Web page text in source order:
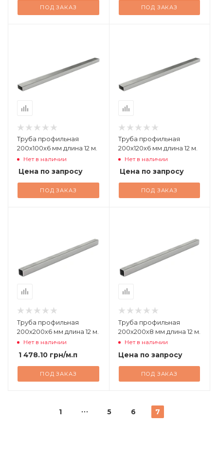
ПОД ЗАКАЗ ПОД ЗАКАЗ
Труба профильная
200х100х6 мм длина 12 м.
Нет в наличии
Цена по запросу
ПОД ЗАКАЗ
Труба профильная
200х120х6 мм длина 12 м.
Нет в наличии
Цена по запросу
ПОД ЗАКАЗ
Труба профильная
200х200х6 мм длина 12 м.
Нет в наличии
1 478.10 грн/м.п
ПОД ЗАКАЗ
Труба профильная
200х200х8 мм длина 12 м.
Нет в наличии
Цена по запросу
ПОД ЗАКАЗ
1 5 6 7